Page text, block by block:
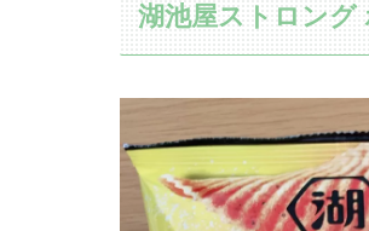
湖池屋ストロング